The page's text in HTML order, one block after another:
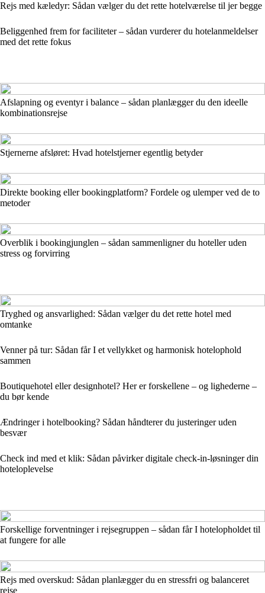
Rejs med kæledyr: Sådan vælger du det rette hotelværelse til jer begge
Beliggenhed frem for faciliteter – sådan vurderer du hotelanmeldelser
med det rette fokus
Afslapning og eventyr i balance – sådan planlægger du den ideelle
kombinationsrejse
Stjernerne afsløret: Hvad hotelstjerner egentlig betyder
Direkte booking eller bookingplatform? Fordele og ulemper ved de to
metoder
Overblik i bookingjunglen – sådan sammenligner du hoteller uden
stress og forvirring
Tryghed og ansvarlighed: Sådan vælger du det rette hotel med
omtanke
Venner på tur: Sådan får I et vellykket og harmonisk hotelophold
sammen
Boutiquehotel eller designhotel? Her er forskellene – og lighederne –
du bør kende
Ændringer i hotelbooking? Sådan håndterer du justeringer uden
besvær
Check ind med et klik: Sådan påvirker digitale check-in-løsninger din
hoteloplevelse
Forskellige forventninger i rejsegruppen – sådan får I hotelopholdet til
at fungere for alle
Rejs med overskud: Sådan planlægger du en stressfri og balanceret
rejse